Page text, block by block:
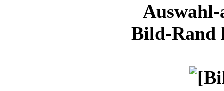
Auswahl-
Bild-Rand